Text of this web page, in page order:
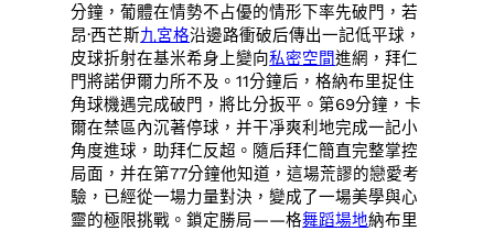
分鐘，葡體在情勢不占優的情形下率先破門，若
昂·西芒斯九宮格沿邊路衝破后傳出一記低平球，
皮球折射在基米希身上變向私密空間進網，拜仁
門將諾伊爾力所不及。11分鐘后，格納布里捉住
角球機遇完成破門，將比分扳平。第69分鐘，卡
爾在禁區內沉著停球，并干凈爽利地完成一記小
角度進球，助拜仁反超。隨后拜仁簡直完整掌控
局面，并在第77分鐘他知道，這場荒謬的戀愛考
驗，已經從一場力量對決，變成了一場美學與心
靈的極限挑戰。鎖定勝局——格舞蹈場地納布里